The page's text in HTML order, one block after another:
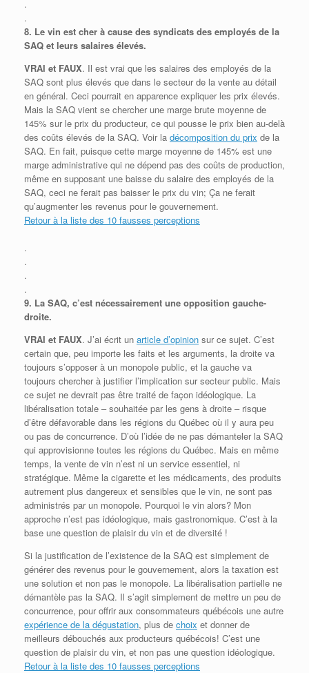
.
.
8. Le vin est cher à cause des syndicats des employés de la
SAQ et leurs salaires élevés.
VRAI et FAUX. Il est vrai que les salaires des employés de la
SAQ sont plus élevés que dans le secteur de la vente au détail
en général. Ceci pourrait en apparence expliquer les prix élevés.
Mais la SAQ vient se chercher une marge brute moyenne de
145% sur le prix du producteur, ce qui pousse le prix bien au-delà
des coûts élevés de la SAQ. Voir la décomposition du prix de la
SAQ. En fait, puisque cette marge moyenne de 145% est une
marge administrative qui ne dépend pas des coûts de production,
même en supposant une baisse du salaire des employés de la
SAQ, ceci ne ferait pas baisser le prix du vin; Ça ne ferait
qu’augmenter les revenus pour le gouvernement.
Retour à la liste des 10 fausses perceptions
.
.
.
.
9. La SAQ, c’est nécessairement une opposition gauche-
droite.
VRAI et FAUX. J’ai écrit un article d’opinion sur ce sujet. C’est
certain que, peu importe les faits et les arguments, la droite va
toujours s’opposer à un monopole public, et la gauche va
toujours chercher à justifier l’implication sur secteur public. Mais
ce sujet ne devrait pas être traité de façon idéologique. La
libéralisation totale – souhaitée par les gens à droite – risque
d’être défavorable dans les régions du Québec où il y aura peu
ou pas de concurrence. D’où l’idée de ne pas démanteler la SAQ
qui approvisionne toutes les régions du Québec. Mais en même
temps, la vente de vin n’est ni un service essentiel, ni
stratégique. Même la cigarette et les médicaments, des produits
autrement plus dangereux et sensibles que le vin, ne sont pas
administrés par un monopole. Pourquoi le vin alors? Mon
approche n’est pas idéologique, mais gastronomique. C’est à la
base une question de plaisir du vin et de diversité !
Si la justification de l’existence de la SAQ est simplement de
générer des revenus pour le gouvernement, alors la taxation est
une solution et non pas le monopole. La libéralisation partielle ne
démantèle pas la SAQ. Il s’agit simplement de mettre un peu de
concurrence, pour offrir aux consommateurs québécois une autre
expérience de la dégustation, plus de choix et donner de
meilleurs débouchés aux producteurs québécois! C’est une
question de plaisir du vin, et non pas une question idéologique.
Retour à la liste des 10 fausses perceptions